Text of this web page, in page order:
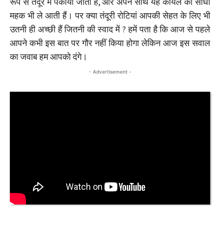
महक भी ले आती हैं। पर क्या तंदूरी रोटियां आपकी सेहत के लिए भी
उतनी ही अच्छी हैं जितनी की स्वाद में ? हमें पता है कि आज से पहले
आपने कभी इस बात पर गौर नहीं किया होगा लेकिन आज इस सवाल
का जवाब हम आपको दंगे।
- Advertisement -